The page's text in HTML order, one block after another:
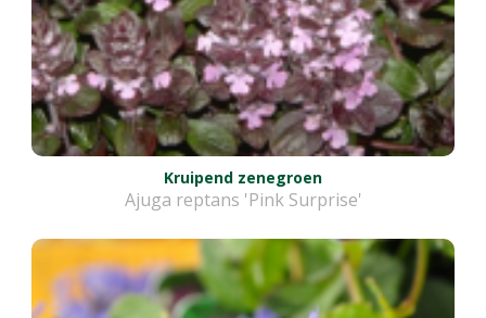
Kruipend zenegroen
Ajuga reptans 'Pink Surprise'